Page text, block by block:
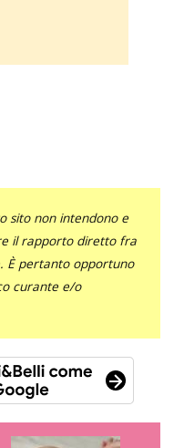
sito non intendono e
il rapporto diretto fra
È pertanto opportuno
curante e/o